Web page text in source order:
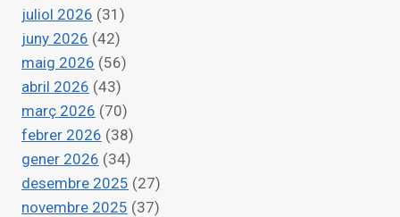
juliol 2026 (31)
juny 2026 (42)
maig 2026 (56)
abril 2026 (43)
març 2026 (70)
febrer 2026 (38)
gener 2026 (34)
desembre 2025 (27)
novembre 2025 (37)